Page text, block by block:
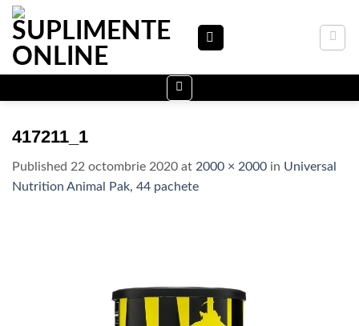
Skip
content
417211_1
Published 22 octombrie 2020 at 2000 × 2000 in Universal
Nutrition Animal Pak, 44 pachete